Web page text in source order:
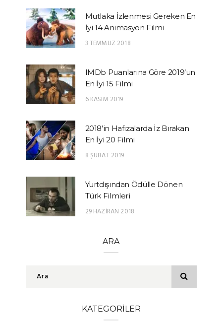
Mutlaka İzlenmesi Gereken En
İyi 14 Animasyon Filmi
3 TEMMUZ 2018
IMDb Puanlarına Göre 2019’un
En İyi 15 Filmi
6 KASIM 2019
2018’in Hafızalarda İz Bırakan
En İyi 20 Filmi
8 ŞUBAT 2019
Yurtdışından Ödülle Dönen
Türk Filmleri
29 HAZIRAN 2018
ARA
KATEGORILER